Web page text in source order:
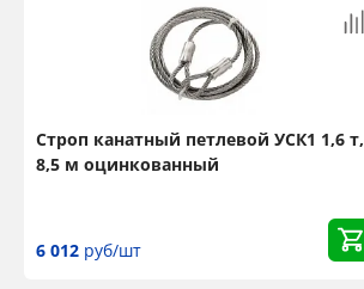
Строп канатный петлевой УСК1 1,6 т,
8,5 м оцинкованный
6 012 руб/шт